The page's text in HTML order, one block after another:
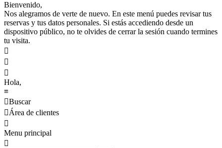
Bienvenido,
Nos alegramos de verte de nuevo. En este menú puedes revisar tus
reservas y tus datos personales. Si estás accediendo desde un
dispositivo público, no te olvides de cerrar la sesión cuando termines
tu visita.



Hola,
≡
Buscar
Área de clientes

Menu principal
